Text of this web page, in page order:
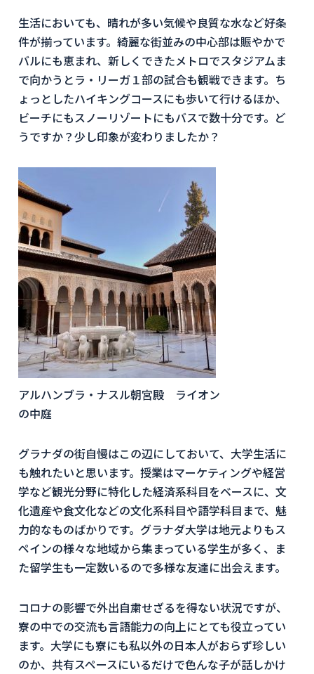
生活においても、晴れが多い気候や良質な水など好条
件が揃っています。綺麗な街並みの中心部は賑やかで
バルにも恵まれ、新しくできたメトロでスタジアムま
で向かうとラ・リーガ１部の試合も観戦できます。ち
ょっとしたハイキングコースにも歩いて行けるほか、
ビーチにもスノーリゾートにもバスで数十分です。ど
うですか？少し印象が変わりましたか？
アルハンブラ・ナスル朝宮殿 ライオン
の中庭
グラナダの街自慢はこの辺にしておいて、大学生活に
も触れたいと思います。授業はマーケティングや経営
学など観光分野に特化した経済系科目をベースに、文
化遺産や食文化などの文化系科目や語学科目まで、魅
力的なものばかりです。グラナダ大学は地元よりもス
ペインの様々な地域から集まっている学生が多く、ま
た留学生も一定数いるので多様な友達に出会えます。
コロナの影響で外出自粛せざるを得ない状況ですが、
寮の中での交流も言語能力の向上にとても役立ってい
ます。大学にも寮にも私以外の日本人がおらず珍しい
のか、共有スペースにいるだけで色んな子が話しかけ